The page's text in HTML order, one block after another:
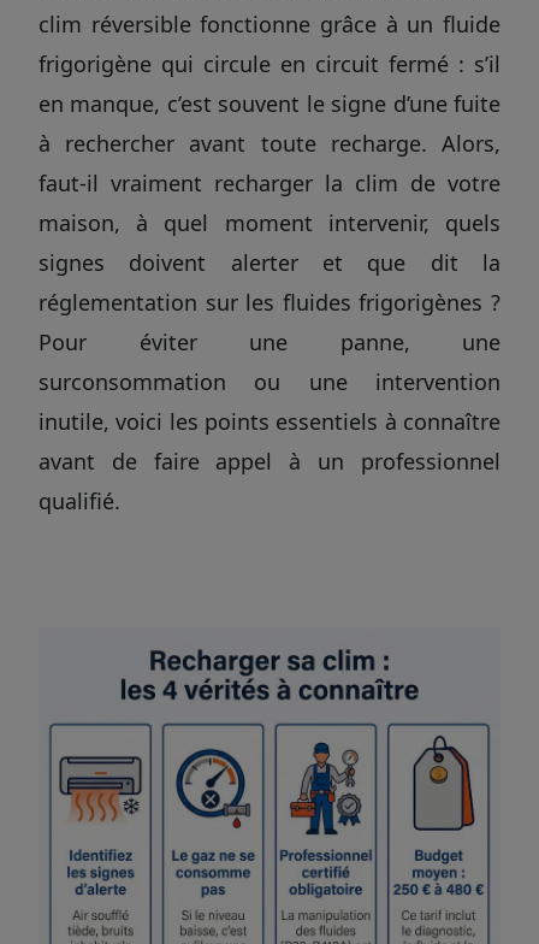
clim réversible fonctionne grâce à un fluide
frigorigène qui circule en circuit fermé : s’il
en manque, c’est souvent le signe d’une fuite
à rechercher avant toute recharge. Alors,
faut-il vraiment recharger la clim de votre
maison, à quel moment intervenir, quels
signes doivent alerter et que dit la
réglementation sur les fluides frigorigènes ?
Pour éviter une panne, une
surconsommation ou une intervention
inutile, voici les points essentiels à connaître
avant de faire appel à un professionnel
qualifié.